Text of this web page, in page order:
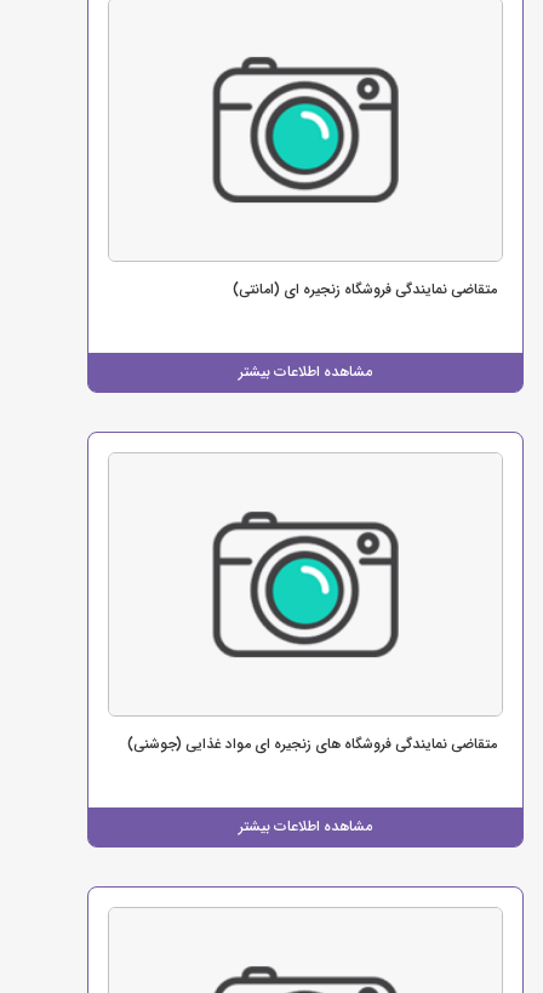
مشاهده اطلاعات بیشتر
متقاضی نمایندگی فروشگاه زنجیره ای (امانتی)
مشاهده اطلاعات بیشتر
متقاضی نمایندگی فروشگاه های زنجیره ای مواد غذایی (جوشنی)